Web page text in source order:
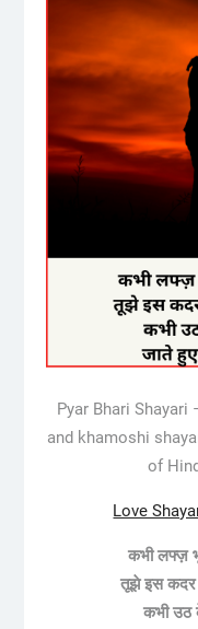
Pyar Bhari
and khamoshi
of
Love
कभी लफ्ज़
तूझे इस कदर
कभी उठ